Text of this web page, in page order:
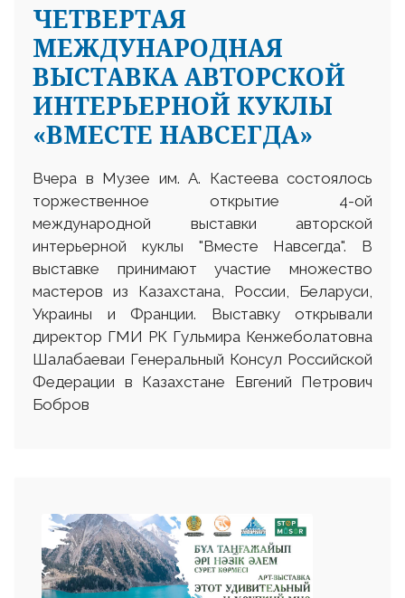
ЧЕТВЕРТАЯ
МЕЖДУНАРОДНАЯ
ВЫСТАВКА АВТОРСКОЙ
ИНТЕРЬЕРНОЙ КУКЛЫ
«ВМЕСТЕ НАВСЕГДА»
Вчера в Музее им. А. Кастеева состоялось
торжественное открытие 4-ой
международной выставки авторской
интерьерной куклы "Вместе Навсегда". В
выставке принимают участие множество
мастеров из Казахстана, России, Беларуси,
Украины и Франции. Выставку открывали
директор ГМИ РК Гульмира Кенжеболатовна
Шалабаеваи Генеральный Консул Российской
Федерации в Казахстане Евгений Петрович
Бобров